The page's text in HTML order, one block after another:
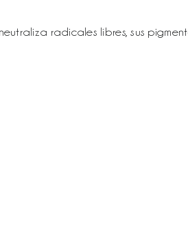
radicales libres, sus